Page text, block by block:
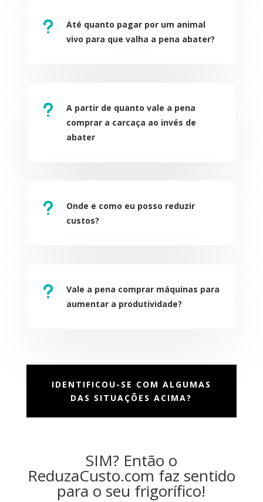
u
Até quanto pagar por um animal
vivo para que valha a pena abater?
u
A partir de quanto vale a pena
comprar a carcaça ao invés de
abater
u
Onde e como eu posso reduzir
custos?
u
Vale a pena comprar máquinas para
aumentar a produtividade?
IDENTIFICOU-SE COM ALGUMAS
DAS SITUAÇÕES ACIMA?
SIM? Então o
ReduzaCusto.com faz sentido
para o seu frigorífico!